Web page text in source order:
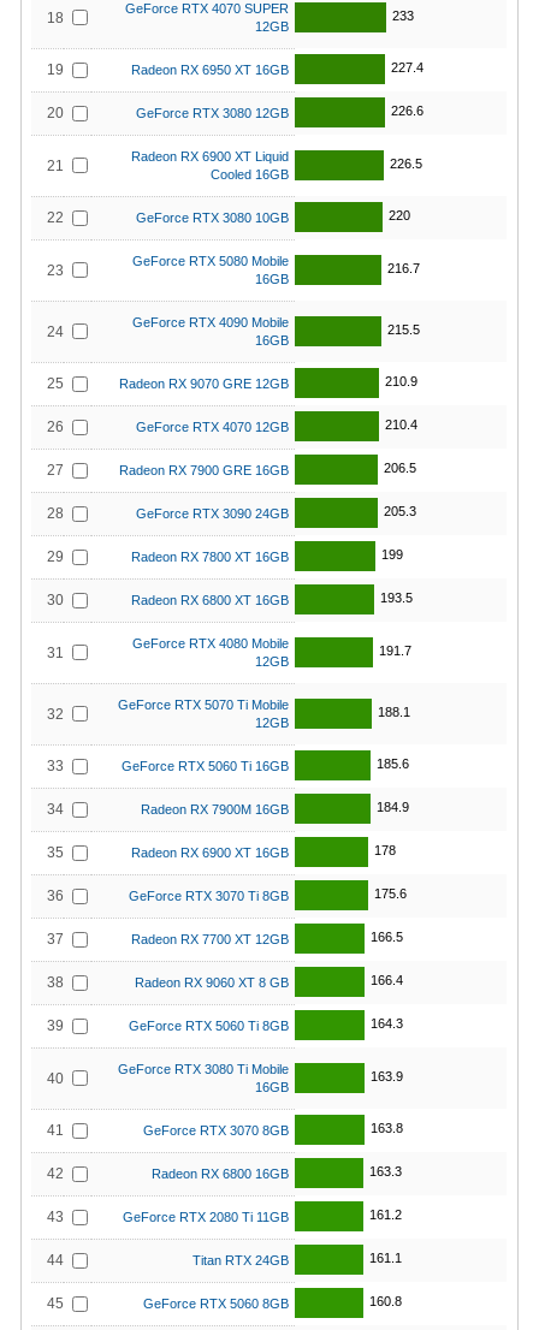
18
GeForce RTX 4070 SUPER
12GB
233
19 Radeon RX 6950 XT 16GB 227.4
20 GeForce RTX 3080 12GB 226.6
21
Radeon RX 6900 XT Liquid
Cooled 16GB
226.5
22 GeForce RTX 3080 10GB 220
23
GeForce RTX 5080 Mobile
16GB
216.7
24
GeForce RTX 4090 Mobile
16GB
215.5
25 Radeon RX 9070 GRE 12GB 210.9
26 GeForce RTX 4070 12GB 210.4
27 Radeon RX 7900 GRE 16GB 206.5
28 GeForce RTX 3090 24GB 205.3
29 Radeon RX 7800 XT 16GB 199
30 Radeon RX 6800 XT 16GB 193.5
31
GeForce RTX 4080 Mobile
12GB
191.7
32
GeForce RTX 5070 Ti Mobile
12GB
188.1
33 GeForce RTX 5060 Ti 16GB 185.6
34 Radeon RX 7900M 16GB 184.9
35 Radeon RX 6900 XT 16GB 178
36 GeForce RTX 3070 Ti 8GB 175.6
37 Radeon RX 7700 XT 12GB 166.5
38 Radeon RX 9060 XT 8 GB 166.4
39 GeForce RTX 5060 Ti 8GB 164.3
40
GeForce RTX 3080 Ti Mobile
16GB
163.9
41 GeForce RTX 3070 8GB 163.8
42 Radeon RX 6800 16GB 163.3
43 GeForce RTX 2080 Ti 11GB 161.2
44 Titan RTX 24GB 161.1
45 GeForce RTX 5060 8GB 160.8